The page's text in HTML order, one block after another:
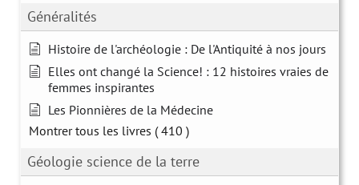
Généralités
Histoire de l'archéologie : De l'Antiquité à nos jours
Elles ont changé la Science! : 12 histoires vraies de
femmes inspirantes
Les Pionnières de la Médecine
Montrer tous les livres ( 410 )
Géologie science de la terre